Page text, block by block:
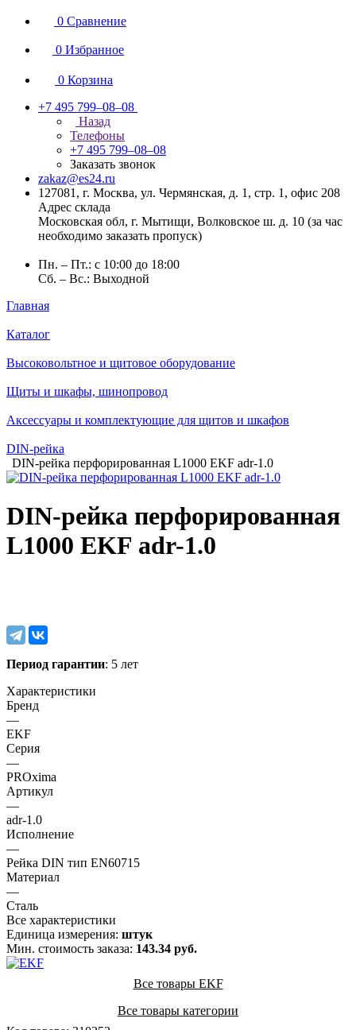
0 Сравнение
0 Избранное
0 Корзина
+7 495 799–08–08
Назад
Телефоны
+7 495 799–08–08
Заказать звонок
zakaz@es24.ru
127081, г. Москва, ул. Чермянская, д. 1, стр. 1, офис 208
Адрес склада
Московская обл, г. Мытищи, Волковское ш. д. 10 (за час
необходимо заказать пропуск)
Пн. – Пт.: с 10:00 до 18:00
Сб. – Вс.: Выходной
Главная
Каталог
Высоковольтное и щитовое оборудование
Щиты и шкафы, шинопровод
Аксессуары и комплектующие для щитов и шкафов
DIN-рейка
DIN-рейка перфорированная L1000 EKF adr-1.0
DIN-рейка перфорированная
L1000 EKF adr-1.0
Период гарантии: 5 лет
Характеристики
Бренд
—
EKF
Серия
—
PROxima
Артикул
—
adr-1.0
Исполнение
—
Рейка DIN тип EN60715
Материал
—
Сталь
Все характеристики
Единица измерения: штук
Мин. стоимость заказа: 143.34 руб.
Все товары EKF
Все товары категории